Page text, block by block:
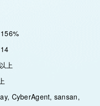
上
CyberAgent, sansan,